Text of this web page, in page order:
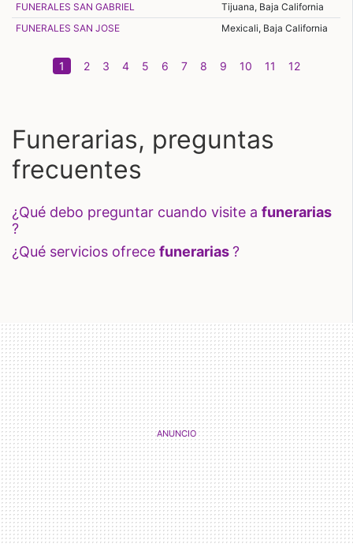
FUNERALES SAN GABRIEL
Tijuana, Baja California
FUNERALES SAN JOSE
Mexicali, Baja California
1 (current)
2 3 4 5 6 7 8 9 10 11 12
Funerarias, preguntas
frecuentes
¿qué debo preguntar cuando visite a funerarias
?
¿qué servicios ofrece funerarias?